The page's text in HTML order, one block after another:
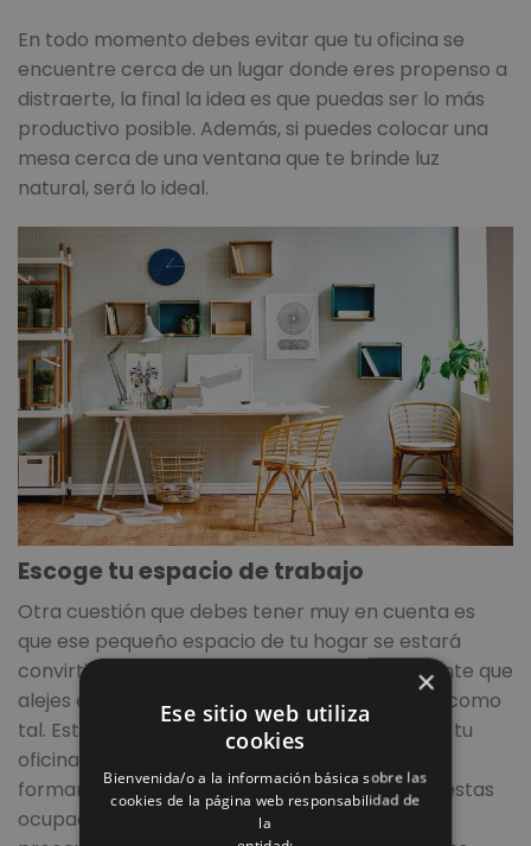
En todo momento debes evitar que tu oficina se
encuentre cerca de un lugar donde eres propenso a
distraerte, la final la idea es que puedas ser lo más
productivo posible. Además, si puedes colocar una
mesa cerca de una ventana que te brinde luz
natural, será lo ideal.
Escoge tu espacio de trabajo
Otra cuestión que debes tener muy en cuenta es
que ese pequeño espacio de tu hogar se estará
convirtiendo en tu oficina. Por ello, es importante que
alejes el espacio de tu dormitorio de la oficina como
tal. Esto es hasta psicológico. Cuando entres a tu
oficina estarás haciendo que las personas que
forman parte de tu familia puedan saber que estas
ocupado. En cuanto a la decoración no debes
×
Ese sitio web utiliza
cookies
Bienvenida/o a la información básica sobre las
cookies de la página web responsabilidad de
la